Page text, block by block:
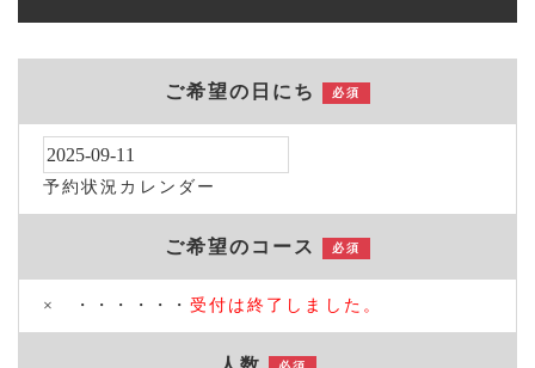
ご希望の日にち 必須
予約状況カレンダー
ご希望のコース 必須
× ・・・・・・ 受付は終了しました。